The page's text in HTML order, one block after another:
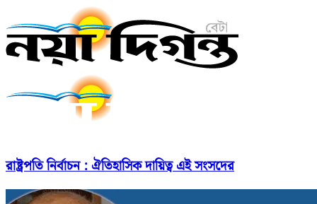
রাষ্ট্রপতি নির্বাচন : ঐতিহাসিক দায়িত্ব এই সংসদের